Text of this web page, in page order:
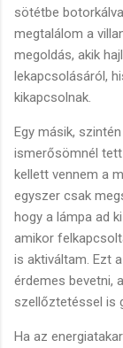
sötétbe
megtalálom a
megoldás, akik
lekapcsolásáról,
kikapcsolnak.
Egy másik,
ismerősömnél
kellett vennem a
egyszer csak
hogy a lámpa ad
amikor
is aktiváltam. Ezt
érdemes bevetni,
szellőztetéssel is
Ha az